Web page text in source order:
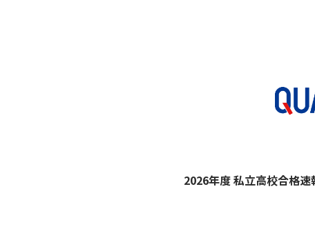
2026年度 私立高校合格速